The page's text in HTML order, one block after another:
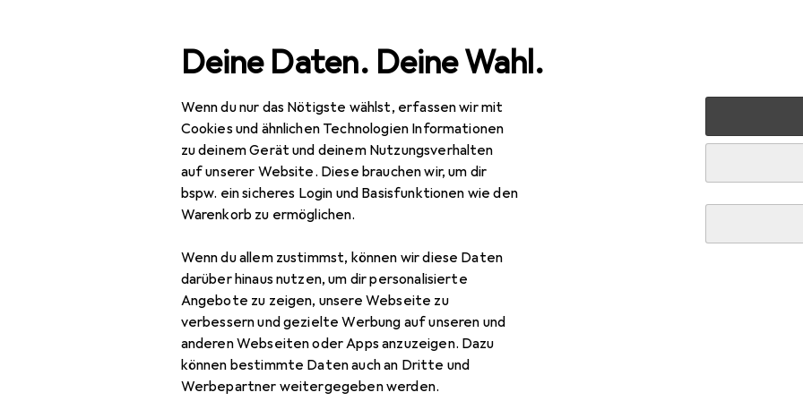
Deine Daten. Deine Wahl.
Wenn du nur das Nötigste wählst, erfassen wir mit
Cookies und ähnlichen Technologien Informationen
zu deinem Gerät und deinem Nutzungsverhalten
auf unserer Website. Diese brauchen wir, um dir
bspw. ein sicheres Login und Basisfunktionen wie den
Warenkorb zu ermöglichen.
Wenn du allem zustimmst, können wir diese Daten
darüber hinaus nutzen, um dir personalisierte
Angebote zu zeigen, unsere Webseite zu
verbessern und gezielte Werbung auf unseren und
anderen Webseiten oder Apps anzuzeigen. Dazu
können bestimmte Daten auch an Dritte und
Werbepartner weitergegeben werden.
Navigation nach KategorienBaumarkt + Garten Bauen + Renovieren Eisenwaren